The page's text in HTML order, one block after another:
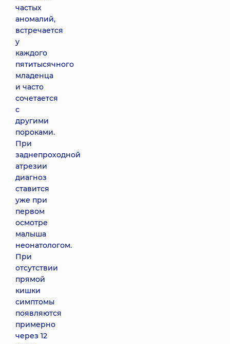
частых
аномалий,
встречается
у
каждого
пятитысячного
младенца
и часто
сочетается
с
другими
пороками.
При
заднепроходной
атрезии
диагноз
ставится
уже при
первом
осмотре
малыша
неонатологом.
При
отсутствии
прямой
кишки
симптомы
появляются
примерно
через 12